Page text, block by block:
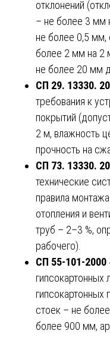
отклонений
– не более 3 мм
не более 0,5 мм,
более 2 мм на 2
не более 20 мм
СП 29. 13330.
требования к
покрытий
2 м, влажность
прочность на
СП 73. 13330.
технические
правила
отопления и
труб – 2–3 %,
рабочего).
СП 55-101-2000
гипсокартонных
гипсокартонных
стоек – не
более 900 мм,